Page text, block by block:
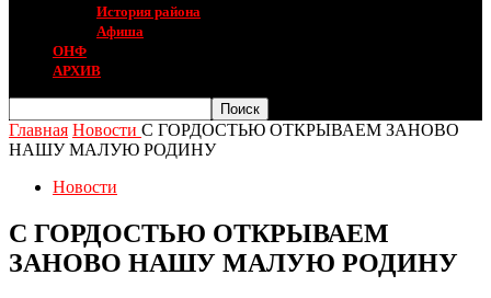
История района
Афиша
ОНФ
АРХИВ
Главная Новости С ГОРДОСТЬЮ ОТКРЫВАЕМ ЗАНОВО
НАШУ МАЛУЮ РОДИНУ
Новости
С ГОРДОСТЬЮ ОТКРЫВАЕМ
ЗАНОВО НАШУ МАЛУЮ РОДИНУ